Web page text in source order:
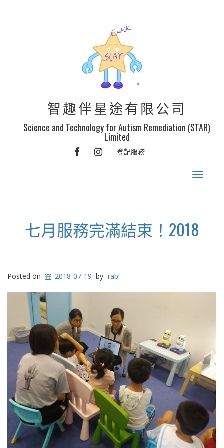
智趣伴星途有限公司
Science and Technology for Autism Remediation (STAR)
Limited
FACEBOOKINSTAGRAM
登記服務
Toggle
七月服務完滿結束！2018
Posted on 2018-07-19 by rabi